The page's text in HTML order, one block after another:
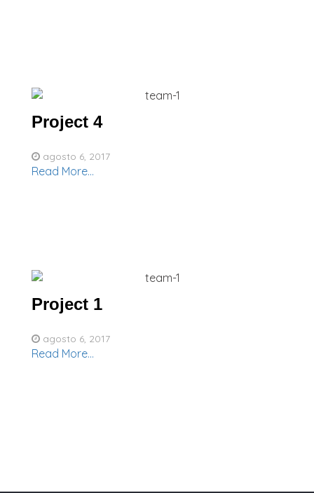
Project 4
agosto 6, 2017
Read More...
Project 1
agosto 6, 2017
Read More...